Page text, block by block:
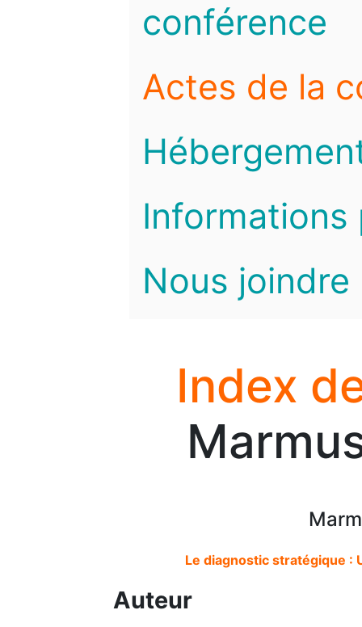
conférence
Actes de la
Informations
Nous joindre
Index
Le diagnostic stratégique :
Auteur